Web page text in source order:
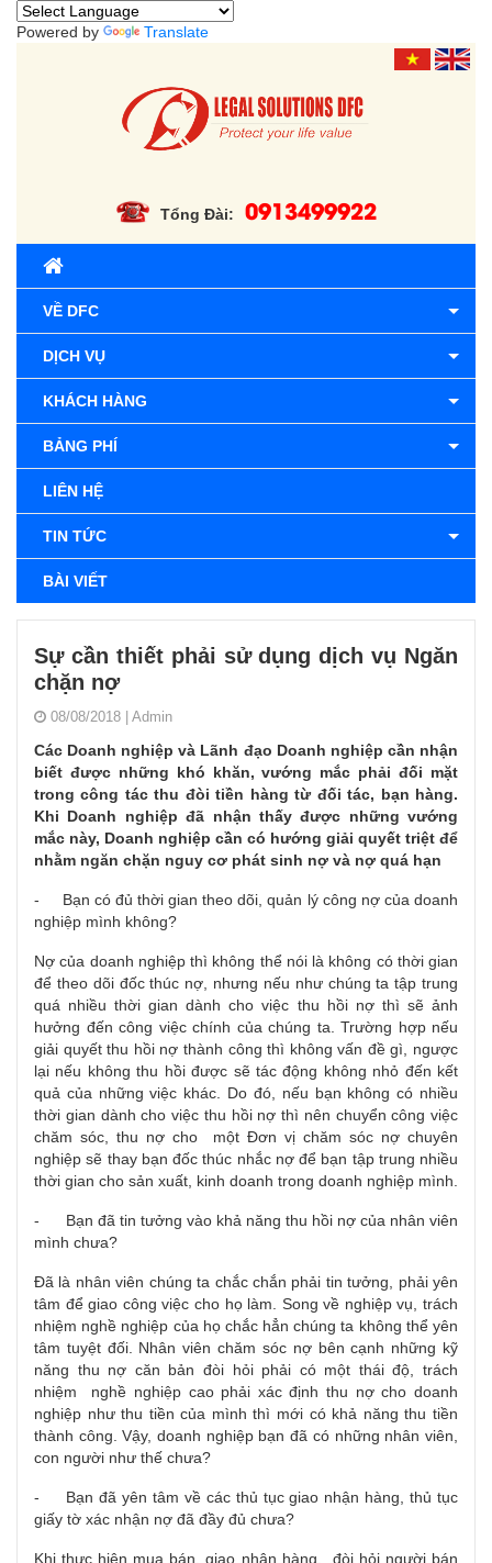
Powered by Translate
Tổng Đài: 0913499922
VỀ DFC
DỊCH VỤ
KHÁCH HÀNG
BẢNG PHÍ
LIÊN HỆ
TIN TỨC
BÀI VIẾT
Sự cần thiết phải sử dụng dịch vụ Ngăn
chặn nợ
08/08/2018 Admin
Các Doanh nghiệp và Lãnh đạo Doanh nghiệp cần nhận
biết được những khó khăn, vướng mắc phải đối mặt
trong công tác thu đòi tiền hàng từ đối tác, bạn hàng.
Khi Doanh nghiệp đã nhận thấy được những vướng
mắc này, Doanh nghiệp cần có hướng giải quyết triệt để
nhằm ngăn chặn nguy cơ phát sinh nợ và nợ quá hạn
- Bạn có đủ thời gian theo dõi, quản lý công nợ của doanh
nghiệp mình không?
Nợ của doanh nghiệp thì không thể nói là không có thời gian
để theo dõi đốc thúc nợ, nhưng nếu như chúng ta tập trung
quá nhiều thời gian dành cho việc thu hồi nợ thì sẽ ảnh
hưởng đến công việc chính của chúng ta. Trường hợp nếu
giải quyết thu hồi nợ thành công thì không vấn đề gì, ngược
lại nếu không thu hồi được sẽ tác động không nhỏ đến kết
quả của những việc khác. Do đó, nếu bạn không có nhiều
thời gian dành cho việc thu hồi nợ thì nên chuyển công việc
chăm sóc, thu nợ cho một Đơn vị chăm sóc nợ chuyên
nghiệp sẽ thay bạn đốc thúc nhắc nợ để bạn tập trung nhiều
thời gian cho sản xuất, kinh doanh trong doanh nghiệp mình.
- Bạn đã tin tưởng vào khả năng thu hồi nợ của nhân viên
mình chưa?
Đã là nhân viên chúng ta chắc chắn phải tin tưởng, phải yên
tâm để giao công việc cho họ làm. Song về nghiệp vụ, trách
nhiệm nghề nghiệp của họ chắc hẳn chúng ta không thể yên
tâm tuyệt đối. Nhân viên chăm sóc nợ bên cạnh những kỹ
năng thu nợ căn bản đòi hỏi phải có một thái độ, trách
nhiệm nghề nghiệp cao phải xác định thu nợ cho doanh
nghiệp như thu tiền của mình thì mới có khả năng thu tiền
thành công. Vậy, doanh nghiệp bạn đã có những nhân viên,
con người như thế chưa?
- Bạn đã yên tâm về các thủ tục giao nhận hàng, thủ tục
giấy tờ xác nhận nợ đã đầy đủ chưa?
Khi thực hiện mua bán, giao nhận hàng, đòi hỏi người bán